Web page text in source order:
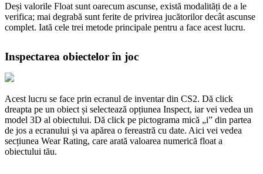
Deși valorile Float sunt oarecum ascunse, există modalități de a le
verifica; mai degrabă sunt ferite de privirea jucătorilor decât ascunse
complet. Iată cele trei metode principale pentru a face acest lucru.
Inspectarea obiectelor în joc
Acest lucru se face prin ecranul de inventar din CS2. Dă click
dreapta pe un obiect și selectează opțiunea Inspect, iar vei vedea un
model 3D al obiectului. Dă click pe pictograma mică „i” din partea
de jos a ecranului și va apărea o fereastră cu date. Aici vei vedea
secțiunea Wear Rating, care arată valoarea numerică float a
obiectului tău.